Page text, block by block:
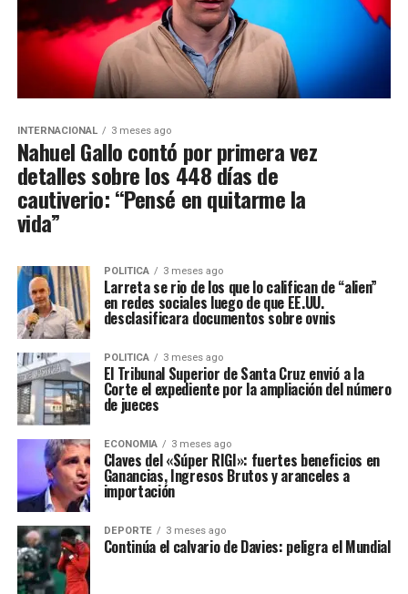
INTERNACIONAL 3 meses ago
Nahuel Gallo contó por primera vez
detalles sobre los 448 días de
cautiverio: “Pensé en quitarme la
vida”
POLITICA 3 meses ago
Larreta se rio de los que lo califican de “alien”
en redes sociales luego de que EE.UU.
desclasificara documentos sobre ovnis
POLITICA 3 meses ago
El Tribunal Superior de Santa Cruz envió a la
Corte el expediente por la ampliación del número
de jueces
ECONOMIA 3 meses ago
Claves del «Súper RIGI»: fuertes beneficios en
Ganancias, Ingresos Brutos y aranceles a
importación
DEPORTE 3 meses ago
Continúa el calvario de Davies: peligra el Mundial